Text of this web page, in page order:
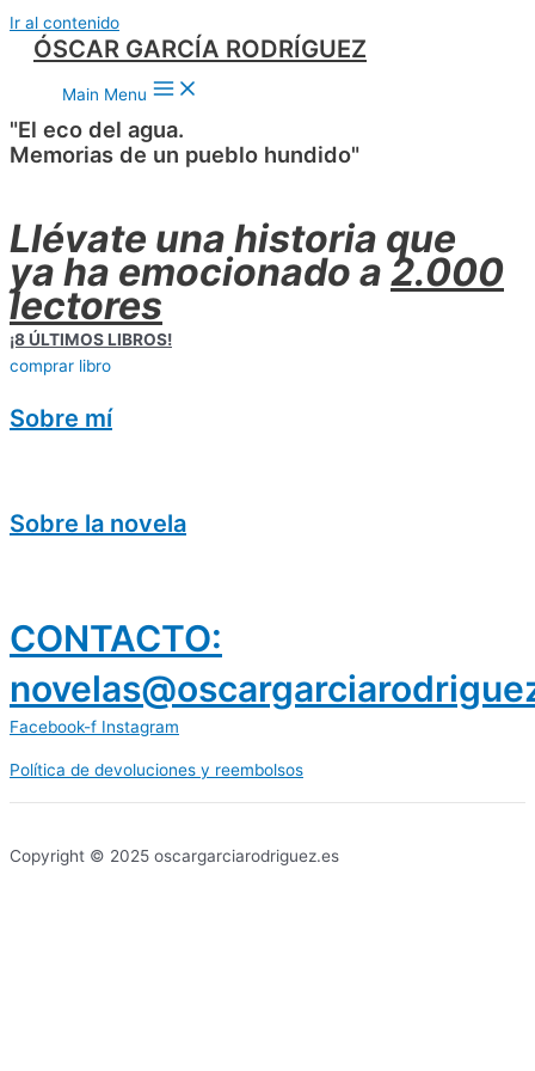
Ir al contenido
ÓSCAR GARCÍA RODRÍGUEZ
Main Menu
"El eco del agua.
Memorias de un pueblo hundido"
Llévate una historia que
ya ha emocionado a 2.000
lectores
¡8 ÚLTIMOS LIBROS!
comprar libro
Sobre mí
Sobre la novela
CONTACTO:
Facebook-f Instagram
Política de devoluciones y reembolsos
Copyright © 2025 oscargarciarodriguez.es